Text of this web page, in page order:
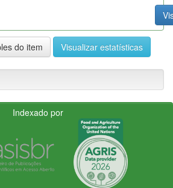
do item Visualizar estatísticas
Indexado por